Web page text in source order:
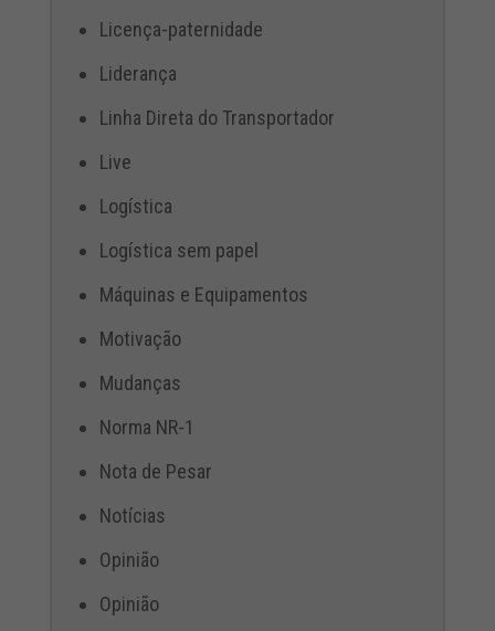
Licença-paternidade
Liderança
Linha Direta do Transportador
Live
Logística
Logística sem papel
Máquinas e Equipamentos
Motivação
Mudanças
Norma NR-1
Nota de Pesar
Notícias
Opinião
Opinião